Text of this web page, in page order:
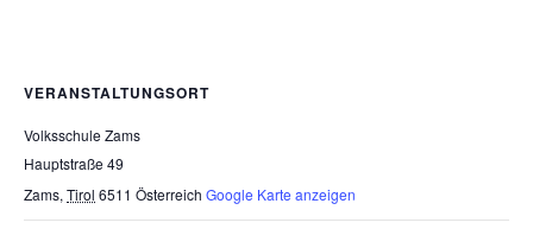
VERANSTALTUNGSORT
Volksschule Zams
Hauptstraße 49
Zams, Tirol 6511 Österreich Google Karte anzeigen